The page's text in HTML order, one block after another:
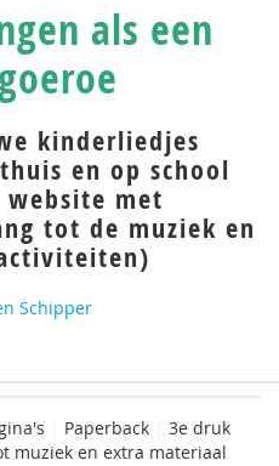
als een
kinderliedjes
en op school
met
tot de muziek en
Schipper
Paperback
3e druk
muziek en extra materiaal